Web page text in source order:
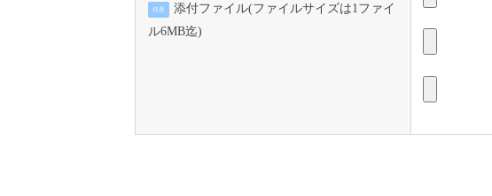
任意
添付ファイル(ファイルサイズは1ファイ
ル6MB迄)